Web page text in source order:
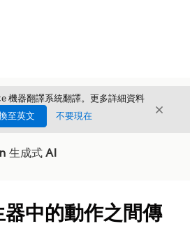
機器翻譯系統翻譯。更多詳細資料
至英文 不要現在 結束
生成式 AI
中的動作之間傳